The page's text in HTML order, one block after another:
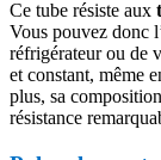
Ce tube résiste aux
Vous pouvez donc
réfrigérateur ou de
et constant, même
plus, sa
résistance